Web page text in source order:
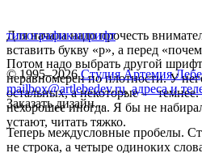
Для начала надо прочесть
вставить букву «р», а перед
Потом надо выбрать другой
неравномерен по плотности. У
остальных, а некоторые —
нехорошее иногда. Я бы не
устают, читать тяжко.
Теперь междусловные пробелы.
не строка, а четыре одиноких
типографикашрифт
© 1995–2026 Студия Артемия
mailbox@artlebedev.ru, адреса и
Заказать дизайн...